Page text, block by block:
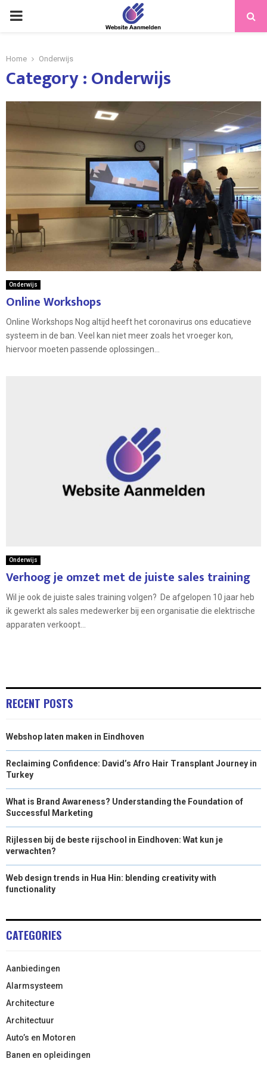
PRIMARY
Home Onderwijs
Category : Onderwijs
Onderwijs
Online Workshops
Online Workshops Nog altijd heeft het coronavirus ons educatieve
systeem in de ban. Veel kan niet meer zoals het vroeger kon,
hiervoor moeten passende oplossingen...
Onderwijs
Verhoog je omzet met de juiste sales training
Wil je ook de juiste sales training volgen? De afgelopen 10 jaar heb
ik gewerkt als sales medewerker bij een organisatie die elektrische
apparaten verkoopt...
RECENT POSTS
Webshop laten maken in Eindhoven
Reclaiming Confidence: David’s Afro Hair Transplant Journey in
Turkey
What is Brand Awareness? Understanding the Foundation of
Successful Marketing
Rijlessen bij de beste rijschool in Eindhoven: Wat kun je
verwachten?
Web design trends in Hua Hin: blending creativity with
functionality
CATEGORIES
Aanbiedingen
Alarmsysteem
Architecture
Architectuur
Auto’s en Motoren
Banen en opleidingen